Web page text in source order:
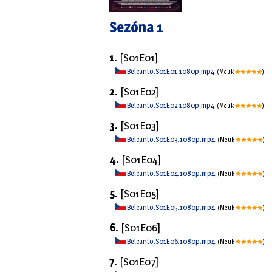
Sezóna 1
1. [S01E01]
Belcanto.S01E01.1080p.mp4 (Mcuk )
2. [S01E02]
Belcanto.S01E02.1080p.mp4 (Mcuk )
3. [S01E03]
Belcanto.S01E03.1080p.mp4 (Mcuk )
4. [S01E04]
Belcanto.S01E04.1080p.mp4 (Mcuk )
5. [S01E05]
Belcanto.S01E05.1080p.mp4 (Mcuk )
6. [S01E06]
Belcanto.S01E06.1080p.mp4 (Mcuk )
7. [S01E07]